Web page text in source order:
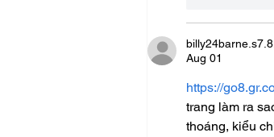
Aug 01
https://
trang làm ra
thoáng, kiểu